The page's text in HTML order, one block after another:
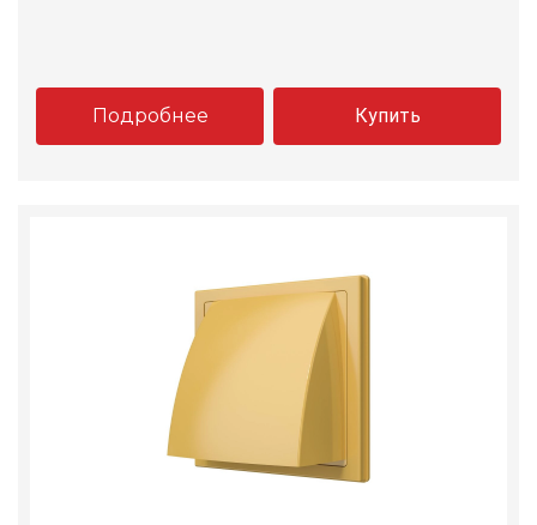
Подробнее Купить